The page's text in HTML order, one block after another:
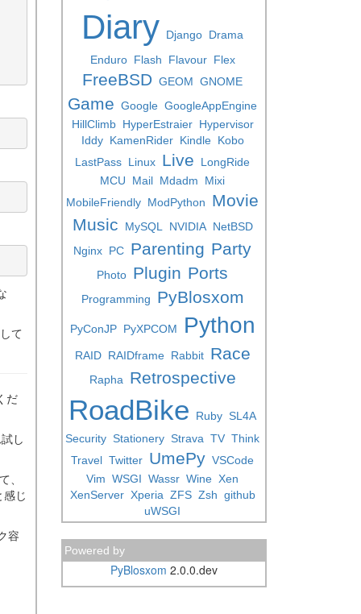
て
だ
し
じ
容
Diary Django Drama
Enduro Flash Flavour Flex
FreeBSD GEOM GNOME
Game Google GoogleAppEngine
HillClimb HyperEstraier Hypervisor
Iddy KamenRider Kindle Kobo
LastPass Linux Live
LongRide
MCU
Mail Mdadm
Mixi
MobileFriendly ModPython
Movie
Music
MySQL NVIDIA NetBSD
Nginx PC Parenting Party
Photo Plugin Ports
Programming PyBlosxom
PyConJP PyXPCOM Python
RAID RAIDframe Rabbit Race
Rapha Retrospective
RoadBike Ruby SL4A
Security Stationery Strava TV Think
Travel Twitter UmePy VSCode
Vim WSGI Wassr Wine Xen
XenServer Xperia ZFS Zsh github
uWSGI
Powered by
PyBlosxom 2.0.0.dev